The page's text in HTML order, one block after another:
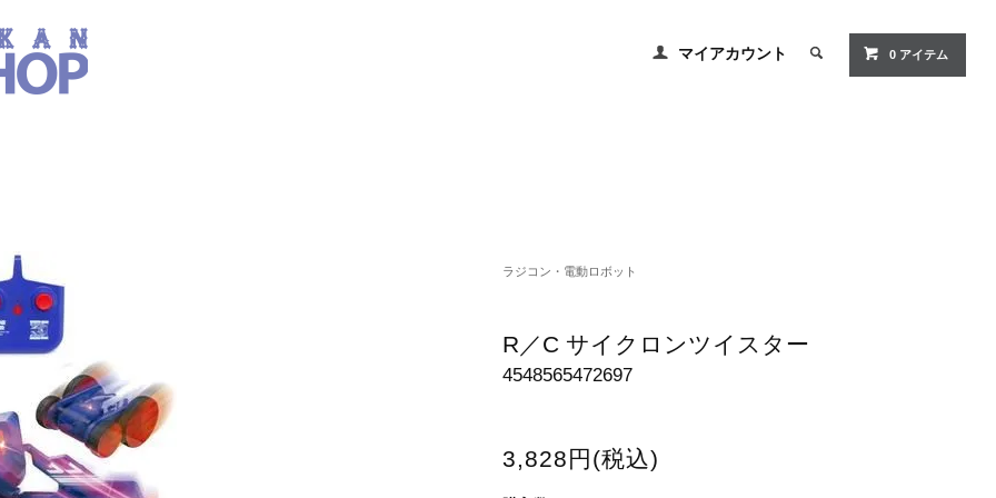
マイアカウント 0 アイテム
ラジコン・電動ロボット
R／C サイクロンツイスター
4548565472697
3,828円(税込)